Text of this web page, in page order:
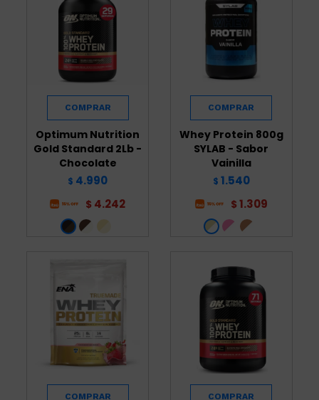
Optimum Nutrition
Gold Standard 2Lb -
Chocolate
$ 4.990
$ 4.242
Whey Protein 800g
SYLAB - Sabor
Vainilla
$ 1.540
$ 1.309